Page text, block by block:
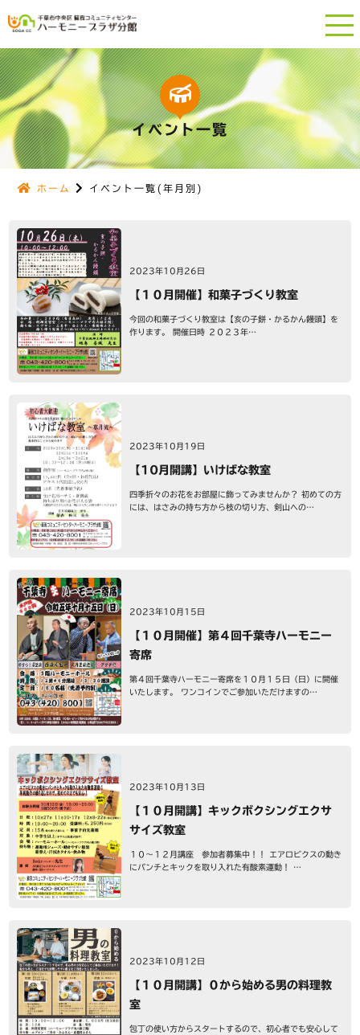
イベント一覧
ホーム イベント一覧(年月別)
2023年10月26日
【１０月開催】和菓子づくり教室
今回の和菓子づくり教室は【亥の子餅・かるかん饅頭】を
作ります。 開催日時 ２０２３年…
2023年10月19日
【10月開講】いけばな教室
四季折々のお花をお部屋に飾ってみませんか？ 初めての方
には、はさみの持ち方から枝の切り方、剣山への…
2023年10月15日
【１０月開催】第４回千葉寺ハーモニー
寄席
第４回千葉寺ハーモニー寄席を１０月１５日（日）に開催
いたします。 ワンコインでご参加いただけますの…
2023年10月13日
【１０月開講】キックボクシングエクサ
サイズ教室
１０～１２月講座 参加者募集中！！ エアロビクスの動き
にパンチとキックを取り入れた有酸素運動！ …
2023年10月12日
【１０月開講】０から始める男の料理教
室
包丁の使い方からスタートするので、初心者でも安心して